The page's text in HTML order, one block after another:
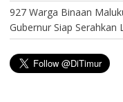
927 Warga Binaan
Gubernur Siap Serahkan